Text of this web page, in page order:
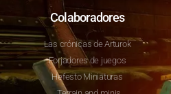
Colaboradores
Las crónicas de Arturok
Forjadores de juegos
Hefesto Miniaturas